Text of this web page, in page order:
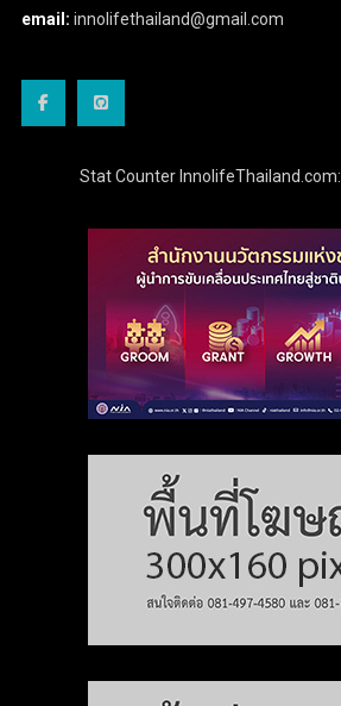
email: innolifethailand@gmail.com
Stat Counter InnolifeThailand.com: